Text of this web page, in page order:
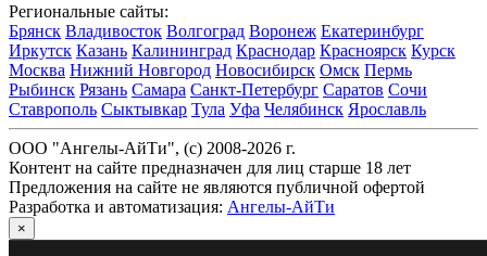
Региональные сайты:
Брянск Владивосток Волгоград Воронеж Екатеринбург
Иркутск Казань Калининград Краснодар Красноярск Курск
Москва Нижний Новгород Новосибирск Омск Пермь
Рыбинск Рязань Самара Санкт-Петербург Саратов Сочи
Ставрополь Сыктывкар Тула Уфа Челябинск Ярославль
ООО "Ангелы-АйТи", (c) 2008-2026 г.
Контент на сайте предназначен для лиц старше 18 лет
Предложения на сайте не являются публичной офертой
Разработка и автоматизация: Ангелы-АйТи
×